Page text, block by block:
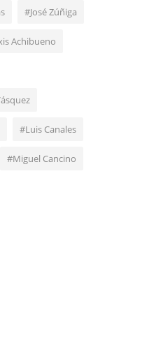
#José Zúñiga
Achibueno
#Luis Canales
#Miguel Cancino